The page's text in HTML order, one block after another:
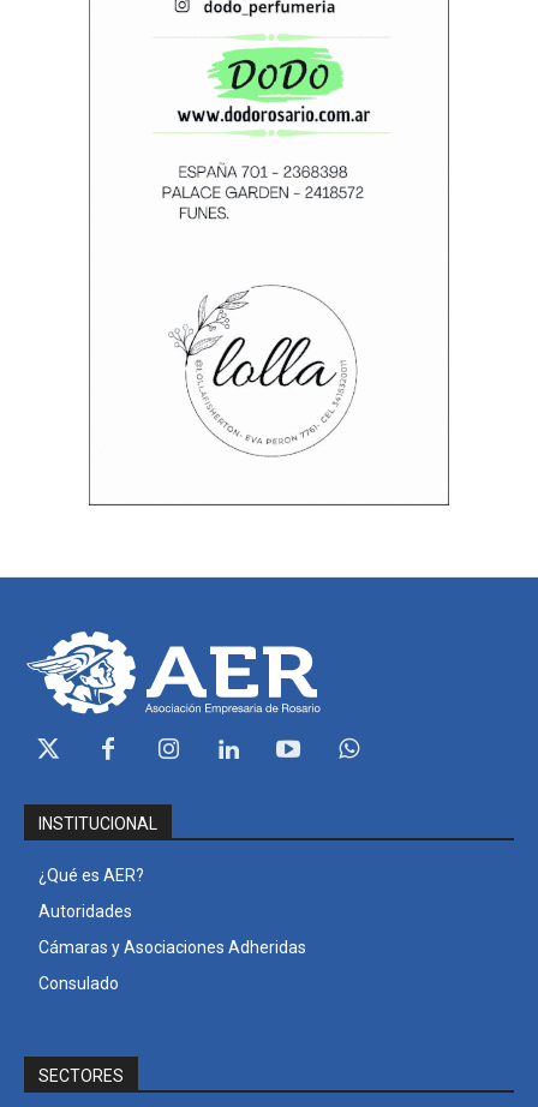
INSTITUCIONAL
¿Qué es AER?
Autoridades
Cámaras y Asociaciones Adheridas
Consulado
SECTORES